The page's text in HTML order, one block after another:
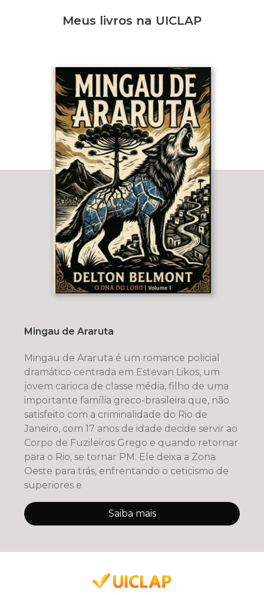
Meus livros na UICLAP
Mingau de Araruta
Mingau de Araruta é um romance policial
dramático centrada em Estevan Likos, um
jovem carioca de classe média, filho de uma
importante família greco-brasileira que, não
satisfeito com a criminalidade do Rio de
Janeiro, com 17 anos de idade decide servir ao
Corpo de Fuzileiros Grego e quando retornar
para o Rio, se tornar PM. Ele deixa a Zona
Oeste para trás, enfrentando o ceticismo de
superiores e
Saiba mais